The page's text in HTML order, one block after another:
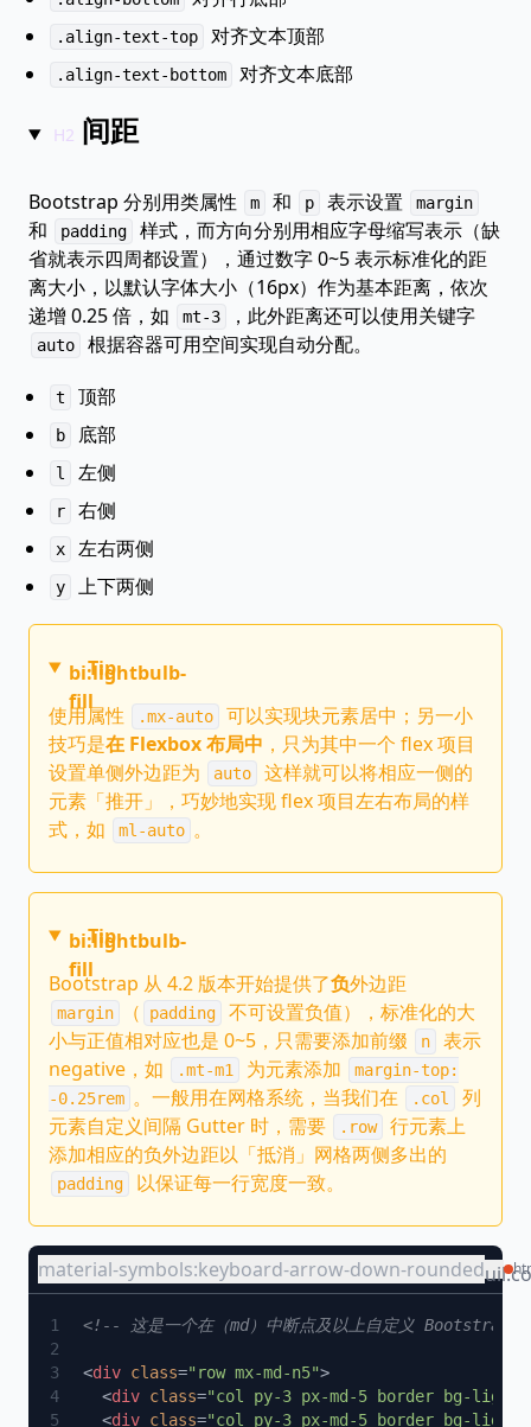
.align-text-top 对齐文本顶部
.align-text-bottom 对齐文本底部
间距
Bootstrap 分别用类属性 m 和 p 表示设置 margin
和 padding
样式，而方向分别用相应字母缩写表示（缺
省就表示四周都设置），通过数字 0~5 表示标准化的距
离大小，以默认字体大小（16px）作为基本距离，依次
递增 0.25 倍，如
mt-3 ，此外距离还可以使用关键字
auto 根据容器可用空间实现自动分配。
t 顶部
b 底部
l 左侧
r 右侧
x 左右两侧
y 上下两侧
bi:lightbulb-
fill
Tip
使用属性
.mx-auto
可以实现块元素居中；另一小
技巧是在 Flexbox 布局中 ，只为其中一个 flex 项目
设置单侧外边距为
auto
这样就可以将相应一侧的
元素「推开」，巧妙地实现 flex 项目左右布局的样
式，如
ml-auto 。
bi:lightbulb-
fill
Tip
Bootstrap 从 4.2 版本开始提供了负外边距
margin （ padding
不可设置负值），标准化的大
小与正值相对应也是 0~5，只需要添加前缀
n
表示
negative，如
.mt-m1 为元素添加
margin-top:
-0.25rem 。一般用在网格系统，当我们在 .col
列
元素自定义间隔 Gutter 时，需要
.row
行元素上
添加相应的负外边距以「抵消」网格两侧多出的
padding 以保证每一行宽度一致。
material-symbols:keyboard-arrow-down-rounded
<div class="row mx-md-n5"
  <
div class="col py-3 px-md-5 border bg-light"
  <
div class="col py-3 px-md-5 border bg-light"